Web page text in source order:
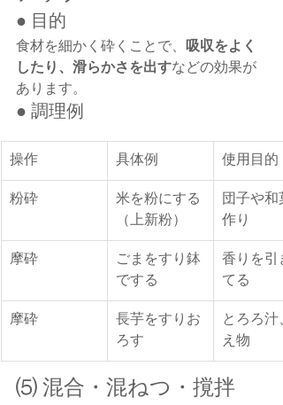
● 目的
食材を細かく砕くことで、 吸収をよく
したり、滑らかさを出すなどの効果が
あります。
● 調理例
操作 具体例 使用目的
粉砕
米を粉にする
（上新粉）
団子や和
作り
摩砕
ごまをすり鉢
でする
香りを引
てる
摩砕
長芋をすりお
ろす
とろろ汁
え物
⑸ 混合・混ねつ・撹拌